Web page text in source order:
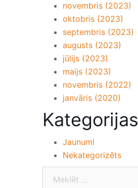
novembris (2023)
oktobris (2023)
septembris (2023)
augusts (2023)
jūlijs (2023)
maijs (2023)
novembris (2022)
janvāris (2020)
Kategorijas
Jaunumi
Nekategorizēts